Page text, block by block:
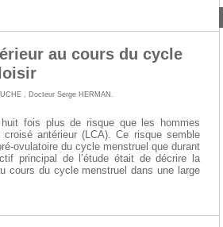
au cours du cycle
Docteur Serge HERMAN
huit fois plus de risque que les hommes
antérieur (LCA). Ce risque semble
ovulatoire du cycle menstruel que durant
principal de l’étude était de décrire la
cours du cycle menstruel dans une large